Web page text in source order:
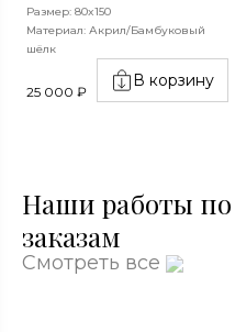
Размер: 80x150
Материал: Акрил/Бамбуковый
шёлк
25 000 ₽
В корзину
Наши работы
заказам
Смотреть все